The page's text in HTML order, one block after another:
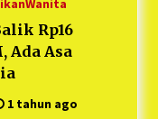
Wanita
Rp16
Ada Asa
1 tahun ago